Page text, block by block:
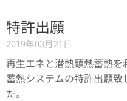
特許出願
2019年03月21日
再生エネと潜熱顕熱蓄熱を
蓄熱システムの特許出願致
た。